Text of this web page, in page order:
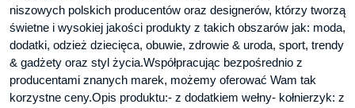
niszowych polskich producentów oraz designerów, którzy tworzą
świetne i wysokiej jakości produkty z takich obszarów jak: moda,
dodatki, odzież dziecięca, obuwie, zdrowie & uroda, sport, trendy
& gadżety oraz styl życia.Współpracując bezpośrednio z
producentami znanych marek, możemy oferować Wam tak
korzystne ceny.Opis produktu:- z dodatkiem wełny- kołnierzyk: z